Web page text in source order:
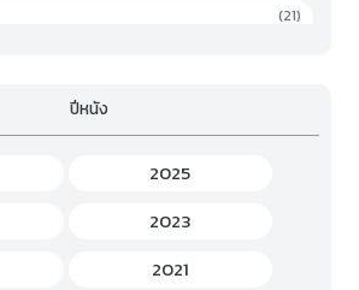
(21)
ปีหนัง
2025
2023
2021